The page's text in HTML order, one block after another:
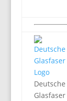
Deutsche
Glasfaser